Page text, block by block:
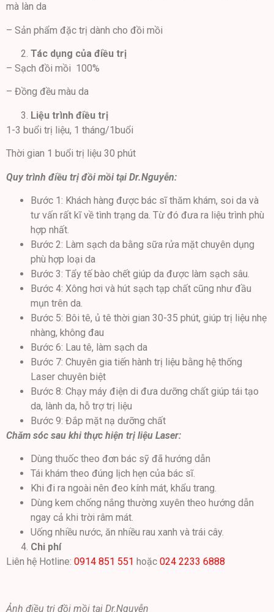
mà làn da
– Sản phẩm đặc trị dành cho đồi mồi
Tác dụng của điều trị
– Sạch đồi mồi 100%
– Đồng đều màu da
Liệu trình điều trị
1-3 buổi trị liệu, 1 tháng/1buổi
Thời gian 1 buổi trị liệu 30 phút
Quy trình điều trị đồi mồi tại Dr.Nguyễn:
Bước 1: Khách hàng được bác sĩ thăm khám, soi da và
tư vấn rất kĩ về tình trạng da. Từ đó đưa ra liệu trình phù
hợp nhất.
Bước 2: Làm sạch da bằng sữa rửa mặt chuyên dụng
phù hợp loại da
Bước 3: Tẩy tế bào chết giúp da được làm sạch sâu.
Bước 4: Xông hơi và hút sạch tạp chất cũng như đầu
mụn trên da.
Bước 5: Bôi tê, ủ tê thời gian 30-35 phút, giúp trị liệu nhẹ
nhàng, không đau
Bước 6: Lau tê, làm sạch da
Bước 7: Chuyên gia tiến hành trị liệu bằng hệ thống
Laser chuyên biệt
Bước 8: Chạy máy điện di đưa dưỡng chất giúp tái tạo
da, lành da, hỗ trợ trị liệu
Bước 9: Đắp mặt nạ dưỡng chất
Chăm sóc sau khi thực hiện trị liệu Laser:
Dùng thuốc theo đơn bác sỹ đã hướng dẫn
Tái khám theo đúng lịch hẹn của bác sĩ.
Khi đi ra ngoài nên đeo kính mát, khẩu trang.
Dùng kem chống nắng thường xuyên theo hướng dẫn
ngay cả khi trời râm mát.
Uống nhiều nước, ăn nhiều rau xanh và trái cây.
Chi phí
Liên hệ Hotline: 0914 851 551 hoặc 024 2233 6888
Ảnh điều trị đồi mồi tại Dr.Nguyễn